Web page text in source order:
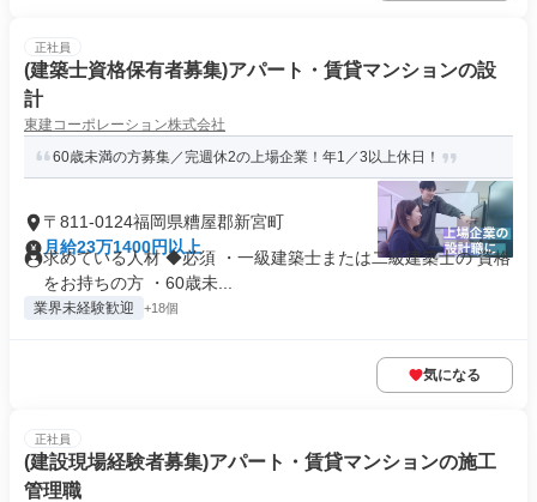
正社員
(建築士資格保有者募集)アパート・賃貸マンションの設
計
東建コーポレーション株式会社
60歳未満の方募集／完週休2の上場企業！年1／3以上休日！
〒811-0124福岡県糟屋郡新宮町
月給23万1400円以上
求めている人材 ◆必須 ・一級建築士または二級建築士の 資格
をお持ちの方 ・60歳未...
業界未経験歓迎 +18個
気になる
正社員
(建設現場経験者募集)アパート・賃貸マンションの施工
管理職